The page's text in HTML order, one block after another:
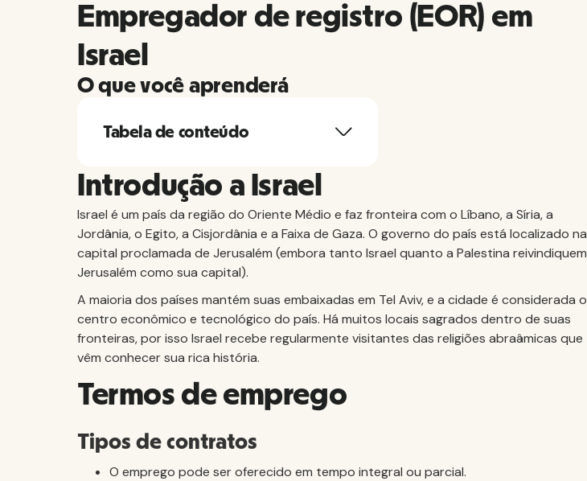
Empregador de registro (EOR) em
Israel
O que você aprenderá
Tabela de conteúdo
Introdução a Israel
Israel é um país da região do Oriente Médio e faz fronteira com o Líbano, a Síria, a
Jordânia, o Egito, a Cisjordânia e a Faixa de Gaza. O governo do país está localizado na
capital proclamada de Jerusalém (embora tanto Israel quanto a Palestina reivindiquem
Jerusalém como sua capital).
A maioria dos países mantém suas embaixadas em Tel Aviv, e a cidade é considerada o
centro econômico e tecnológico do país. Há muitos locais sagrados dentro de suas
fronteiras, por isso Israel recebe regularmente visitantes das religiões abraâmicas que
vêm conhecer sua rica história.
Termos de emprego
Tipos de contratos
O emprego pode ser oferecido em tempo integral ou parcial.